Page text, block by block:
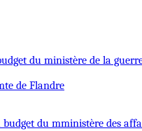
du ministère de la
de Flandre
du mministère des